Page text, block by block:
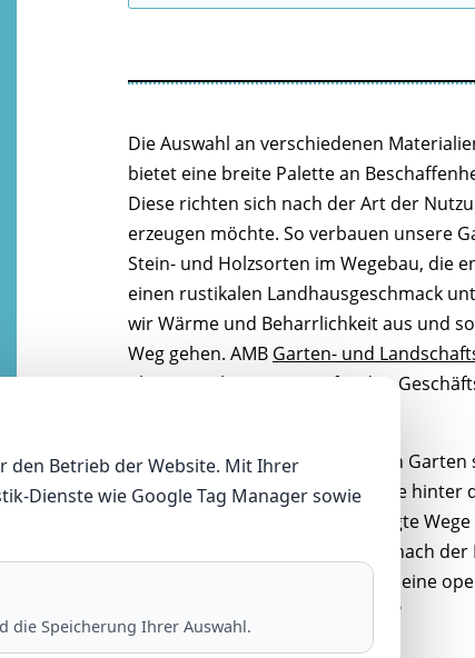
Die Auswahl an verschiedenen
bietet eine breite Palette an
Diese richten sich nach der Art der
erzeugen möchte. So verbauen unsere
Stein- und Holzsorten im Wegebau, die
einen rustikalen Landhausgeschmack
wir Wärme und Beharrlichkeit aus und
Weg gehen. AMB Garten- und
ökonomische Lösungen für den
Wir bauen ihre Wege im privaten Garten
kann bspw. ein Pavillon oder eine hinter
Sitzmöglichkeit sein. Gut angelegte
dass man sich fragt wie geht es nach
zum Durchatmen, eine
angelegter Teich zum Verweilen?
den Betrieb der Website. Mit Ihrer
Dienste wie Google Tag Manager sowie
die Speicherung Ihrer Auswahl.